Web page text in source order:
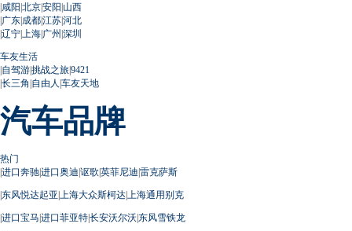
|咸阳|北京|安阳|山西
|广东|成都|江苏|河北
|辽宁| 上海|广州 |深圳
车友生活
|自驾游|挑战之旅|9421
|长三角 |自由人 |车友天地
汽车品牌
热门
|进口奔驰|进口奥迪|讴歌|英菲尼迪|雷克萨斯
|东风悦达起亚| 上海大众斯柯达| 上海通用别克
|进口宝马|进口菲亚特|长安沃尔沃|东风雪铁龙